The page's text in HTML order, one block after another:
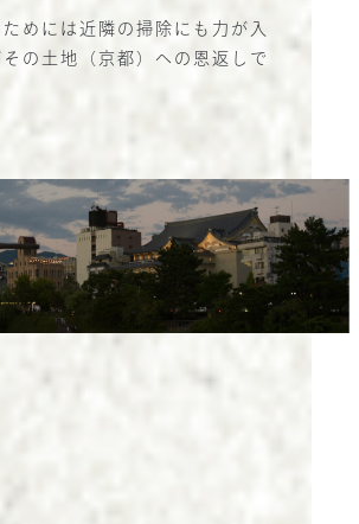
めには近隣の掃除にも力が入
の土地（京都）への恩返しで